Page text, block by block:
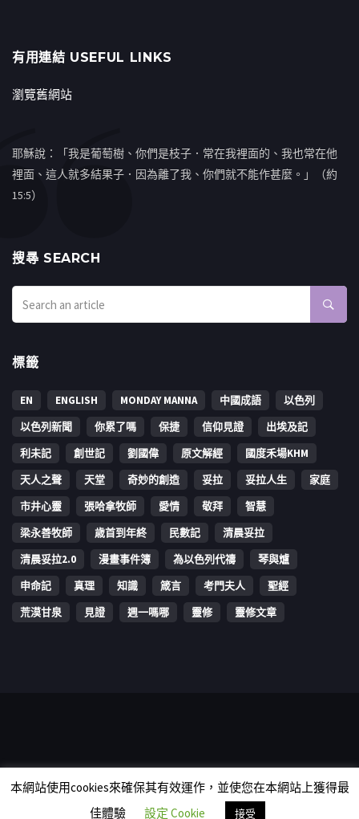
有用連結 USEFUL LINKS
瀏覽舊網站
耶穌說：「我是葡萄樹、你們是枝子．常在我裡面的、我也常在他
裡面、這人就多結果子．因為離了我、你們就不能作甚麼。」（約
15:5）
搜㝷 SEARCH
標籤
EN ENGLISH MONDAY MANNA 中國成語
以色列
以色列新聞
你累了嗎 保捷 信仰見證
出埃及記
利未記
創世記 劉國偉 原文解經
國度禾場KHM
天人之聲
天堂 奇妙的創造 妥拉 妥拉人生
家庭
市井心靈
張哈拿牧師 愛情 敬拜
智慧
梁永善牧師
歳首到年終 民數記
清晨妥拉
清晨妥拉2.0
漫畫事件簿 為以色列代禱
琴與爐
申命記
真理 知識 箴言 考門夫人
聖經
荒漠甘泉
見證 週一嗎哪 靈修 靈修文章
rights reserved.
本網站使用cookies來確保其有效運作，並使您在本網站上獲得最
佳體驗
設定 Cookie 接受